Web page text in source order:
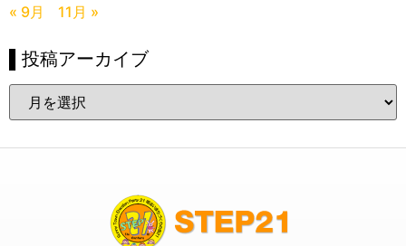
« 9月 11月 »
▌投稿アーカイブ